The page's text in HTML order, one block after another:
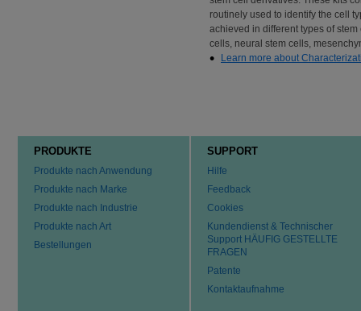
routinely used to identify the cell
achieved in different types of
cells, neural stem cells,
Learn more about
PRODUKTE
Produkte nach Anwendung
Produkte nach Marke
Produkte nach Industrie
Produkte nach Art
Bestellungen
SUPPORT
Hilfe
Feedback
Cookies
Kundendienst & Technischer
Support HÄUFIG GESTELLTE
FRAGEN
Patente
Kontaktaufnahme